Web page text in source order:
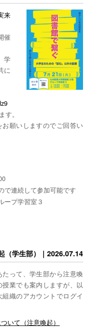
来
催
学
に
。
願いしますのでご回答い
で連続して参加可能です
ープ学習室３
（学生部）｜2026.07.14
って、学生部から注意喚
業でも案内しますが、以
織のアカウントでログイ
いて（注意喚起）